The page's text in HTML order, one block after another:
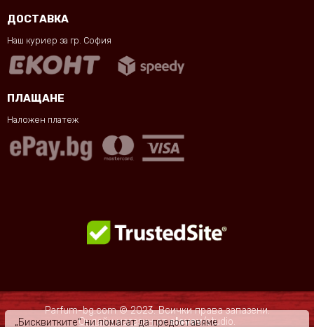
„Бисквитките“ ни помагат да предоставяме
ДОСТАВКА
Наш куриер за гр. София
ПЛАЩАНЕ
Наложен платеж
Parfum-bg.com © 2023. Всички права запазени.
Онлайн магазинотslavov/studio.